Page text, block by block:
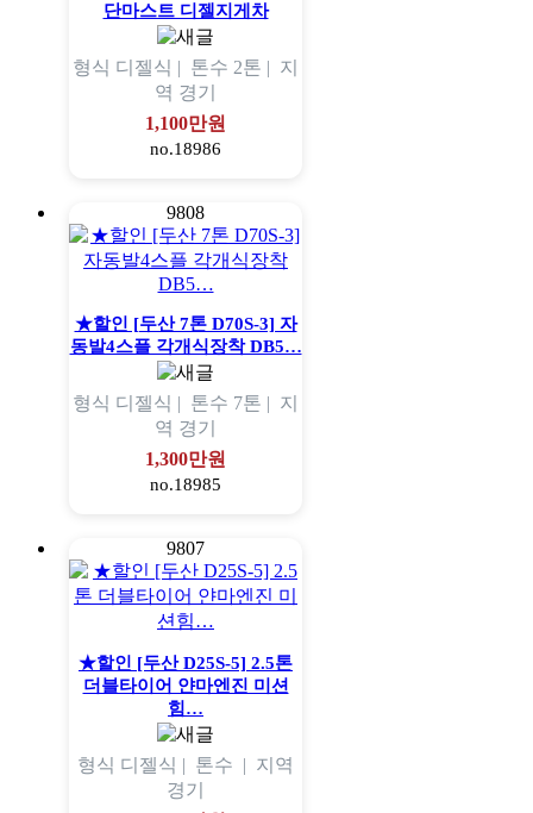
단마스트 디젤지게차
형식 디젤식 | 톤수 2톤 | 지
역 경기
1,100만원
no.18986
9808
★할인 [두산 7톤 D70S-3] 자
동발4스플 각개식장착 DB5…
형식 디젤식 | 톤수 7톤 | 지
역 경기
1,300만원
no.18985
9807
★할인 [두산 D25S-5] 2.5톤
더블타이어 얀마엔진 미션
힘…
형식 디젤식 | 톤수 | 지역
경기